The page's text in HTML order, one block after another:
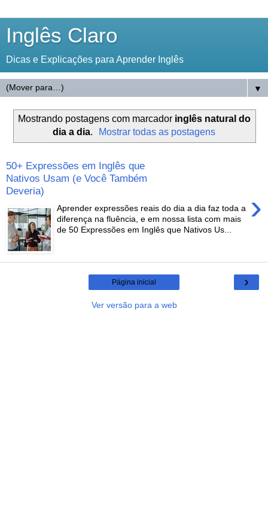
Inglês Claro
Dicas e Explicações para Aprender Inglês
▼
Mostrando postagens com marcador inglês natural do
dia a dia. Mostrar todas as postagens
50+ Expressões em Inglês que
Nativos Usam (e Você Também
Deveria)
›
Aprender expressões reais do dia a dia faz toda a
diferença na fluência, e em nossa lista com mais
de 50 Expressões em Inglês que Nativos Us...
›
Página inicial
Ver versão para a web